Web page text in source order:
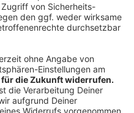
zum Europaplatz
sind.
dauern
aufgrund des
gesperrt ist, starten